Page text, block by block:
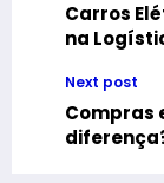
Carros
na
Next post
Compras